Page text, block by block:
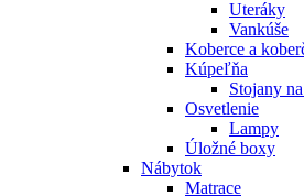
Uteráky
Vankúše
Koberce a
Kúpeľňa
Stojany
Osvetlenie
Lampy
Úložné boxy
Nábytok
Matrace